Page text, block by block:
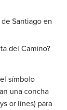
Santiago en
del Camino?
símbolo
una concha
or lines) para